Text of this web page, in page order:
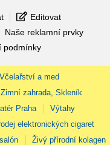
Editovat
Naše reklamní prvky
podmínky
Včelařství a med
Zimní zahrada, Skleník
Praha
Výtahy
elektronických cigaret
Živý přírodní kolagen